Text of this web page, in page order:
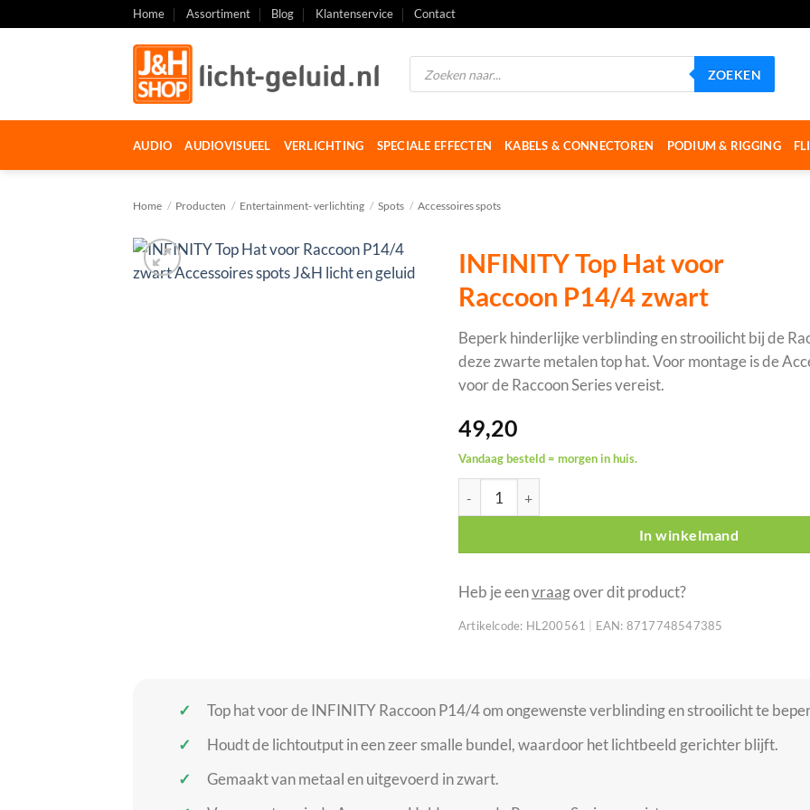
naar
Home Assortiment Blog Klantenservice Contact
Producten
zoeken
ZOEKEN
AUDIO AUDIOVISUEEL VERLICHTING SPECIALE EFFECTEN KABELS & CONNECTOREN PODIUM & RIGGING
Home / Producten / Entertainment- verlichting / Spots / Accessoires spots
INFINITY Top Hat voor
Raccoon P14/4 zwart
Beperk hinderlijke verblinding en strooilicht bij de
deze zwarte metalen top hat. Voor montage is de
voor de Raccoon Series vereist.
49,20
Vandaag besteld = morgen in huis.
INFINITY Top Hat voor Raccoon P14/4 zwart aantal
In winkelmand
Heb je eenvraagover dit product?
Artikelcode: HL200561 EAN: 8717748547385
Top hat voor de INFINITY Raccoon P14/4 om ongewenste verblinding en strooilicht te
Houdt de lichtoutput in een zeer smalle bundel, waardoor het lichtbeeld gerichter blijft.
Gemaakt van metaal en uitgevoerd in zwart.